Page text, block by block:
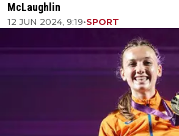
McLaughlin
12 JUN 2024, 9:19•SPORT